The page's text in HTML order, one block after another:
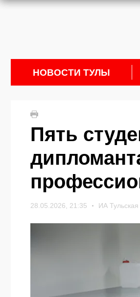
НОВОСТИ ТУЛЫ
Пять
28.05.2026, 21:35 ИА Тульская